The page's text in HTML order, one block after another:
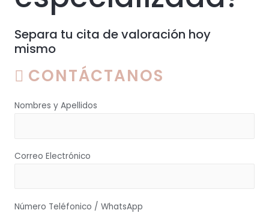
Separa tu cita de valoración hoy
mismo
CONTÁCTANOS
Nombres y Apellidos
Correo Electrónico
Número Teléfonico / WhatsApp